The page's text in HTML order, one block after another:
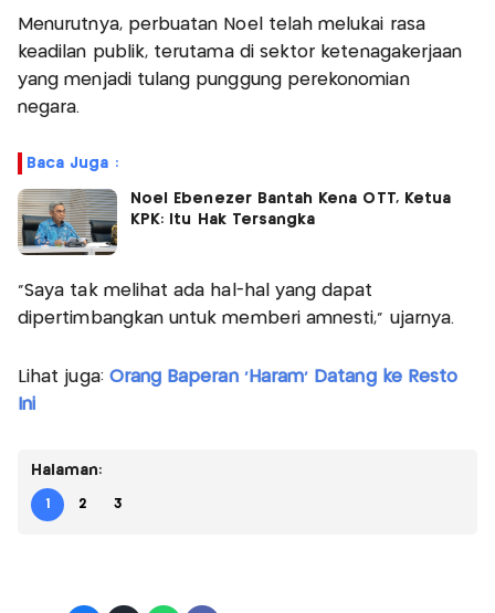
Menurutnya, perbuatan Noel telah melukai rasa
keadilan publik, terutama di sektor ketenagakerjaan
yang menjadi tulang punggung perekonomian
negara.
Baca Juga :
Noel Ebenezer Bantah Kena OTT, Ketua
KPK: Itu Hak Tersangka
“Saya tak melihat ada hal-hal yang dapat
dipertimbangkan untuk memberi amnesti,” ujarnya.
Lihat juga: Orang Baperan 'Haram' Datang ke Resto
Ini
Halaman:
1 2 3